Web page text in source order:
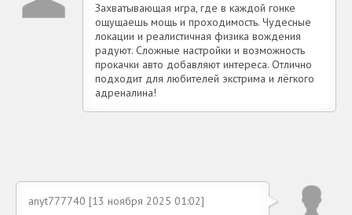
Захватывающая игра, где в каждой гонке
ощущаешь мощь и проходимость. Чудесные
локации и реалистичная физика вождения
радуют. Сложные настройки и возможность
прокачки авто добавляют интереса. Отлично
подходит для любителей экстрима и лёгкого
адреналина!
anyt777740 [13 ноября 2025 01:02]